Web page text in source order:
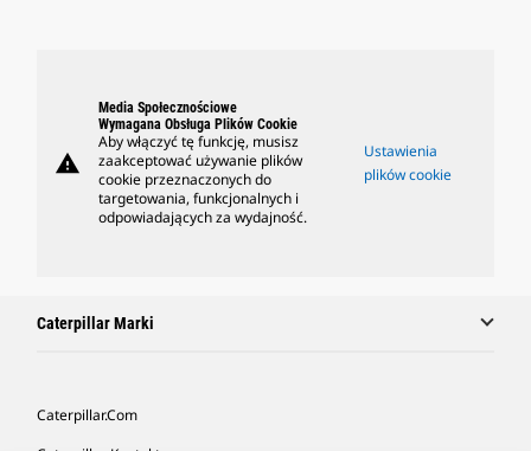
warning
Media Społecznościowe
Wymagana Obsługa Plików Cookie
Aby włączyć tę funkcję, musisz
zaakceptować używanie plików
cookie przeznaczonych do
targetowania, funkcjonalnych i
odpowiadających za wydajność.
Ustawienia
plików cookie
Caterpillar Marki
Caterpillar.com